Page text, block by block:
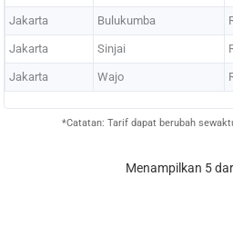
Jakarta Bulukumba
Jakarta Sinjai
Jakarta Wajo
*Catatan: Tarif dapat berubah
Menampilkan 5